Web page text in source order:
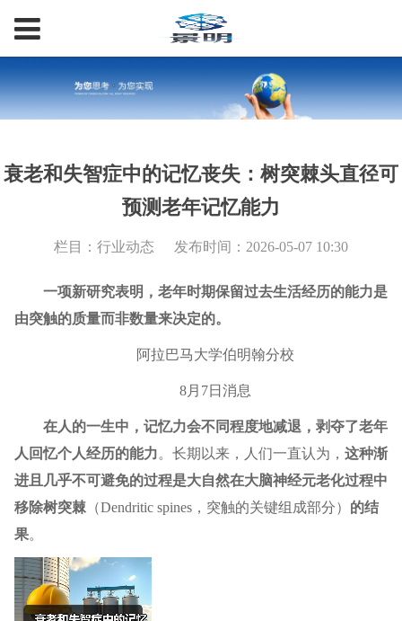
衰老和失智症中的记忆丧失：树突棘头直径可
预测老年记忆能力
栏目：行业动态 发布时间：2026-05-07 10:30
一项新研究表明，老年时期保留过去生活经历的能力是
由突触的质量而非数量来决定的。
阿拉巴马大学伯明翰分校
8月7日消息
在人的一生中，记忆力会不同程度地减退，剥夺了老年
人回忆个人经历的能力。长期以来，人们一直认为， 这种渐
进且几乎不可避免的过程是大自然在大脑神经元老化过程中
移除树突棘（Dendritic spines，突触的关键组成部分） 的结
果。